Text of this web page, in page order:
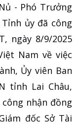
- Phó Trưởng
ủy đã công
ngày 8/9/2025
Nam về việc
Ủy viên Ban
tỉnh Lai Châu,
công nhận đồng
đốc Sở Tài